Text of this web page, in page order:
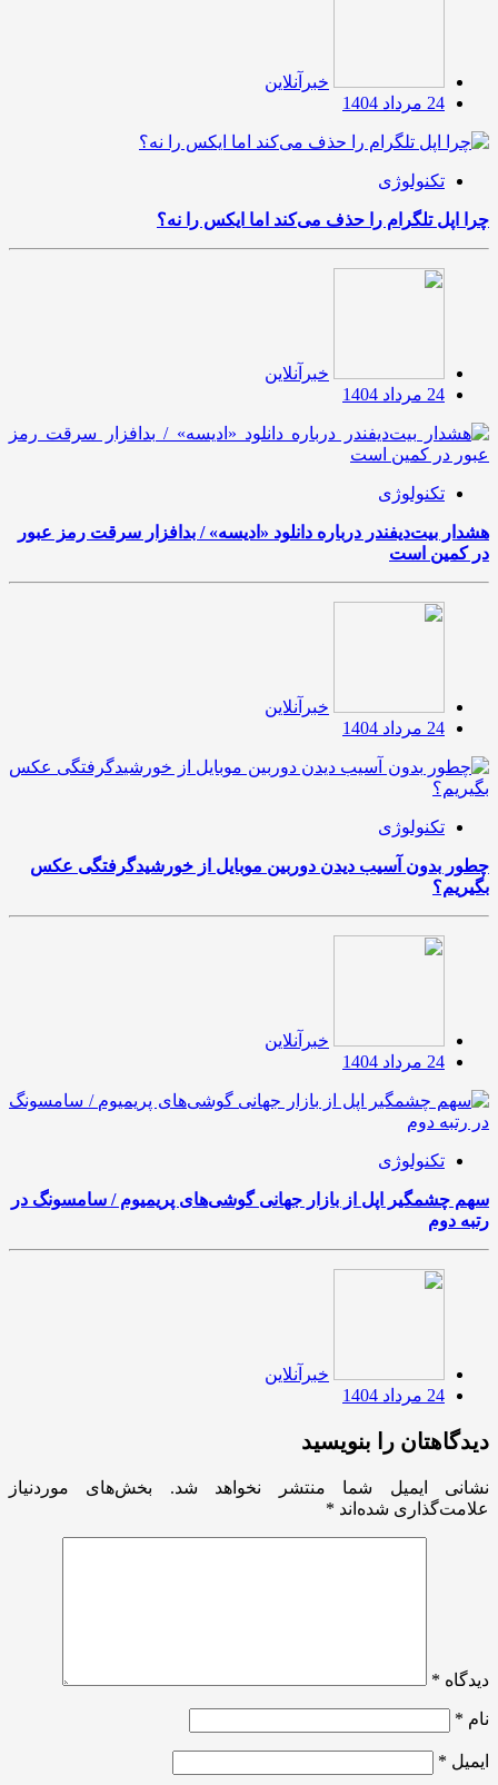
خبرآنلاین
24 مرداد 1404
تکنولوژی
چرا اپل تلگرام را حذف می‌کند اما ایکس را نه؟
خبرآنلاین
24 مرداد 1404
تکنولوژی
هشدار بیت‌دیفندر درباره دانلود «ادیسه» / بدافزار سرقت رمز عبور
در کمین است
خبرآنلاین
24 مرداد 1404
تکنولوژی
چطور بدون آسیب دیدن دوربین موبایل از خورشیدگرفتگی عکس
بگیریم؟
خبرآنلاین
24 مرداد 1404
تکنولوژی
سهم چشمگیر اپل از بازار جهانی گوشی‌های پریمیوم / سامسونگ در
رتبه دوم
خبرآنلاین
24 مرداد 1404
دیدگاهتان را بنویسید
نشانی ایمیل شما منتشر نخواهد شد.
بخش‌های موردنیاز
علامت‌گذاری شده‌اند *
دیدگاه *
نام *
ایمیل *